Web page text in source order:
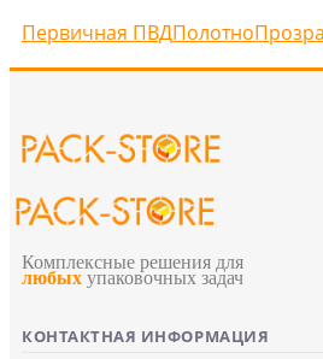
Первичная ПВДПолотно
Комплексные решения для
любых упаковочных задач
КОНТАКТНАЯ ИНФОРМАЦИЯ